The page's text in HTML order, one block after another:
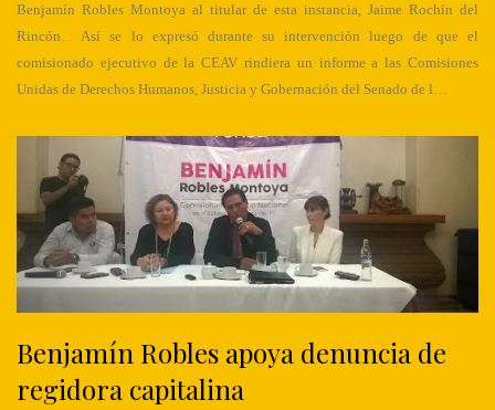
Benjamín Robles Montoya al titular de esta instancia, Jaime Rochín del
Rincón. Así se lo expresó durante su intervención luego de que el
comisionado ejecutivo de la CEAV rindiera un informe a las Comisiones
Unidas de Derechos Humanos, Justicia y Gobernación del Senado de l…
Benjamín Robles apoya denuncia de
regidora capitalina